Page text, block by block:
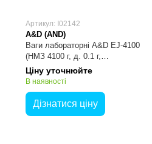
Артикул: I02142
A&D (AND)
Ваги лабораторні A&D EJ-4100
(НМЗ 4100 г, д. 0.1 г,
платформа 127x140 мм)
Ціну уточнюйте
В наявності
Дізнатися ціну